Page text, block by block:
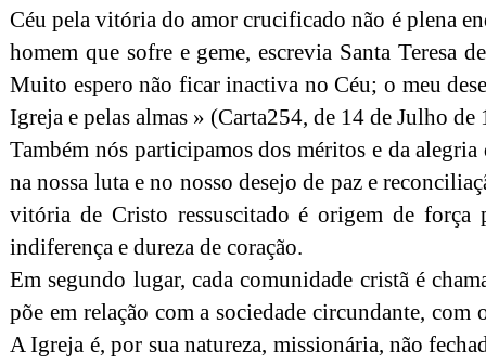
Céu pela vitória do amor crucificado não é plena
homem que sofre e geme, escrevia Santa Teresa
Muito espero não ficar inactiva no Céu; o meu
Igreja e pelas almas » (Carta254, de 14 de Julho de
Também nós participamos dos méritos e da alegria
na nossa luta e no nosso desejo de paz e
vitória de Cristo ressuscitado é origem de força
indiferença e dureza de coração.
Em segundo lugar, cada comunidade cristã é
põe em relação com a sociedade circundante, com
A Igreja é, por sua natureza, missionária, não